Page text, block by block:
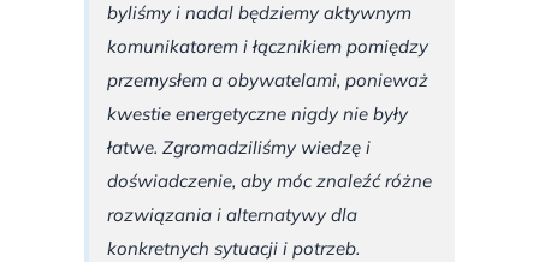
byliśmy i nadal będziemy aktywnym
komunikatorem i łącznikiem pomiędzy
przemysłem a obywatelami, ponieważ
kwestie energetyczne nigdy nie były
łatwe. Zgromadziliśmy wiedzę i
doświadczenie, aby móc znaleźć różne
rozwiązania i alternatywy dla
konkretnych sytuacji i potrzeb.